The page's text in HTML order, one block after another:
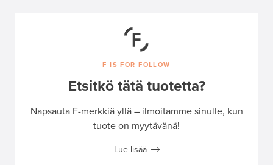
F IS FOR FOLLOW
Etsitkö tätä tuotetta?
Napsauta F-merkkiä yllä – ilmoitamme sinulle, kun
tuote on myytävänä!
Lue lisää